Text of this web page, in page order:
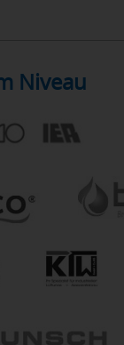
Niveau